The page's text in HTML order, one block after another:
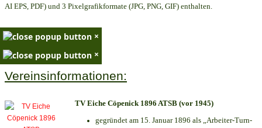
AI EPS, PDF) und 3 Pixelgrafikformate (JPG, PNG, GIF) enthalten.
×
×
Vereinsinformationen:
TV Eiche Cöpenick 1896 ATSB (vor 1945)
gegründet am 15. Januar 1896 als „Arbeiter-Turn-